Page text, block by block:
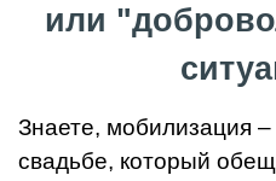
или
Знаете, мобилизация –
свадьбе, который